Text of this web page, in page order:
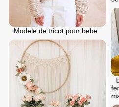
Modele de tricot pour bebe